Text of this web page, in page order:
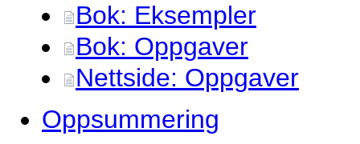
Bok: Eksempler
Bok: Oppgaver
Nettside: Oppgaver
Oppsummering